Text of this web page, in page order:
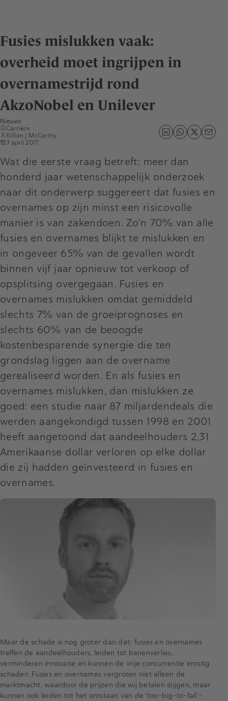
Fusies mislukken vaak:
overheid moet ingrijpen in
overnamestrijd rond
AkzoNobel en Unilever
Nieuws
Carrière
Killian J McCarthy
3 april 2017
Wat die eerste vraag betreft: meer dan
honderd jaar wetenschappelijk onderzoek
naar dit onderwerp suggereert dat fusies en
overnames op zijn minst een risicovolle
manier is van zakendoen. Zo’n 70% van alle
fusies en overnames blijkt te mislukken en
in ongeveer 65% van de gevallen wordt
binnen vijf jaar opnieuw tot verkoop of
opsplitsing overgegaan. Fusies en
overnames mislukken omdat gemiddeld
slechts 7% van de groeiprognoses en
slechts 60% van de beoogde
kostenbesparende synergie die ten
grondslag liggen aan de overname
gerealiseerd worden. En als fusies en
overnames mislukken, dan mislukken ze
goed: een studie naar 87 miljardendeals die
werden aangekondigd tussen 1998 en 2001
heeft aangetoond dat aandeelhouders 2,31
Amerikaanse dollar verloren op elke dollar
die zij hadden geïnvesteerd in fusies en
overnames.
Maar de schade is nog groter dan dat: fusies en overnames
treffen de aandeelhouders, leiden tot banenverlies,
verminderen innovatie en kunnen de vrije concurrentie ernstig
schaden. Fusies en overnames vergroten niet alleen de
marktmacht, waardoor de prijzen die wij betalen stijgen, maar
kunnen ook leiden tot het ontstaan van de ‘too-big-to-fail’-